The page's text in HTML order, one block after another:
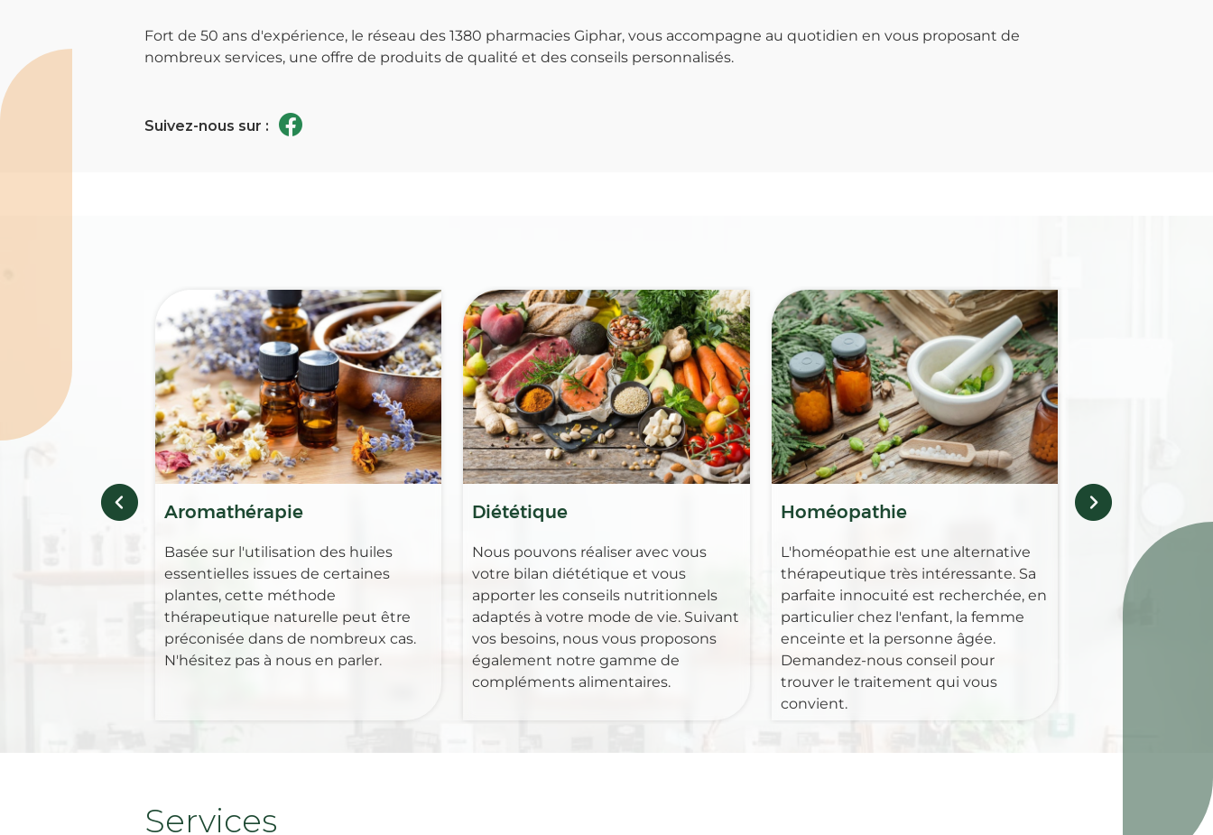
Fort de 50 ans d'expérience, le réseau des 1380 pharmacies Giphar, vous accompagne au quotidien en vous proposant de
nombreux services, une offre de produits de qualité et des conseils personnalisés.
Suivez-nous sur :
Aromathérapie
Basée sur l'utilisation des huiles
essentielles issues de certaines
plantes, cette méthode
thérapeutique naturelle peut être
préconisée dans de nombreux cas.
N'hésitez pas à nous en parler.
Diététique
Nous pouvons réaliser avec vous
votre bilan diététique et vous
apporter les conseils nutritionnels
adaptés à votre mode de vie. Suivant
vos besoins, nous vous proposons
également notre gamme de
compléments alimentaires.
Homéopathie
L'homéopathie est une alternative
thérapeutique très intéressante. Sa
parfaite innocuité est recherchée, en
particulier chez l'enfant, la femme
enceinte et la personne âgée.
Demandez-nous conseil pour
trouver le traitement qui vous
convient.
Services